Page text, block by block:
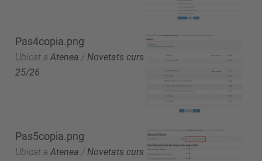
Pas4copia.png
Ubicat a Atenea /Novetats curs
25/26
Pas5copia.png
Ubicat a Atenea /Novetats curs